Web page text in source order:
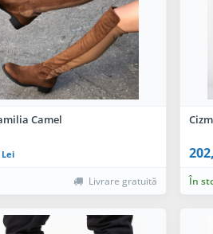
Camel
Lei
Livrare gratuită În